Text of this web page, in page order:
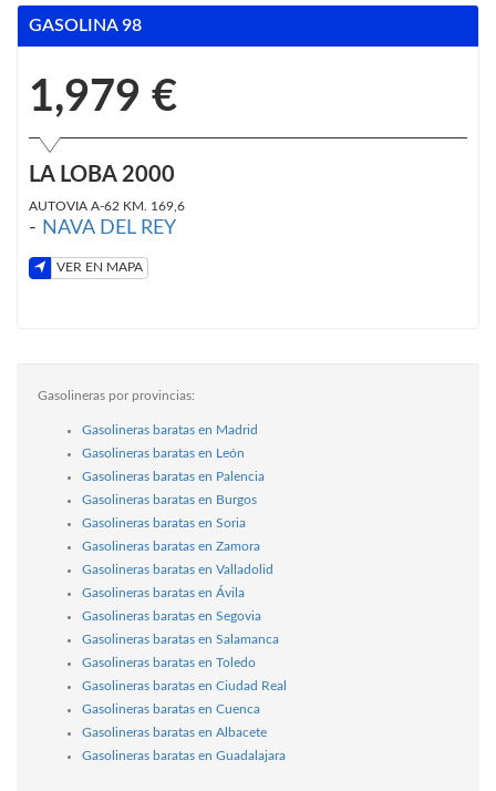
GASOLINA 98
1,979 €
LA LOBA 2000
AUTOVIA A-62 KM. 169,6
- NAVA DEL REY
VER EN MAPA
Gasolineras por provincias:
Gasolineras baratas en Madrid
Gasolineras baratas en León
Gasolineras baratas en Palencia
Gasolineras baratas en Burgos
Gasolineras baratas en Soria
Gasolineras baratas en Zamora
Gasolineras baratas en Valladolid
Gasolineras baratas en Ávila
Gasolineras baratas en Segovia
Gasolineras baratas en Salamanca
Gasolineras baratas en Toledo
Gasolineras baratas en Ciudad Real
Gasolineras baratas en Cuenca
Gasolineras baratas en Albacete
Gasolineras baratas en Guadalajara